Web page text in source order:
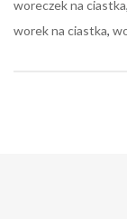
woreczek na ciastka,
worek na ciastka,